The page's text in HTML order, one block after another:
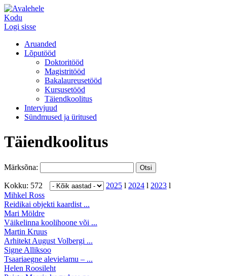
Kodu
Logi sisse
Aruanded
Lõputööd
Doktoritööd
Magistritööd
Bakalaureusetööd
Kursusetööd
Täiendkoolitus
Intervjuud
Sündmused ja üritused
Täiendkoolitus
Märksõna:
Kokku: 572 2025 l 2024 l 2023 l
Mihkel Ross
Reidikai objekti kaardist ...
Mari Möldre
Väikelinna koolihoone või ...
Martin Kruus
Arhitekt August Volbergi ...
Signe Alliksoo
Tsaariaegne alevielamu – ...
Helen Roosileht